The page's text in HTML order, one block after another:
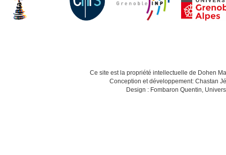
Ce site est la propriété intellectuelle de Dohen
Conception et développement: Chastan
Design : Fombaron Quentin,